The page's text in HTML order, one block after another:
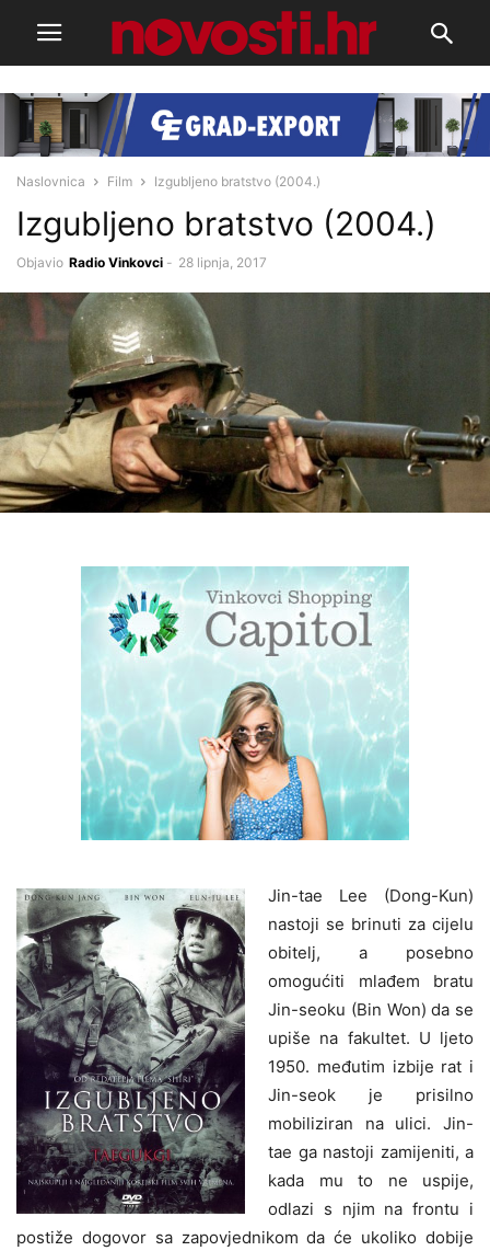
Naslovnica Film Izgubljeno bratstvo (2004.)
Izgubljeno bratstvo (2004.)
Objavio Radio Vinkovci - 28 lipnja, 2017
Jin-tae Lee (Dong-Kun)
nastoji se brinuti za cijelu
obitelj, a posebno
omogućiti mlađem bratu
Jin-seoku (Bin Won) da se
upiše na fakultet. U ljeto
1950. međutim izbije rat i
Jin-seok je prisilno
mobiliziran na ulici. Jin-
tae ga nastoji zamijeniti, a
kada mu to ne uspije,
odlazi s njim na frontu i
postiže dogovor sa zapovjednikom da će ukoliko dobije